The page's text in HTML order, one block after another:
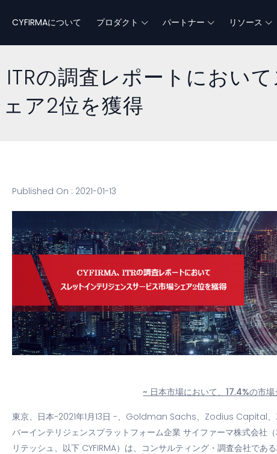
CYFIRMAについて プロダクト パートナー リソース
ITRの調査レポートにおい
ア2位を獲得
Published On : 2021-01-13
~ 日本市場において、17.4%の市
東京、日本-2021年1月13日 -、Goldman Sachs、Zodius Capital
バーインテリジェンスプラットフォーム企業 サイファーマ株式会社
リテッシュ、以下 CYFIRMA）は、コンサルティング・調査会社であ